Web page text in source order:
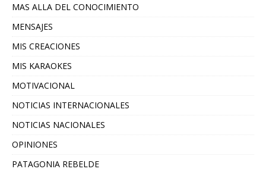
MAS ALLA DEL CONOCIMIENTO
MENSAJES
MIS CREACIONES
MIS KARAOKES
MOTIVACIONAL
NOTICIAS INTERNACIONALES
NOTICIAS NACIONALES
OPINIONES
PATAGONIA REBELDE